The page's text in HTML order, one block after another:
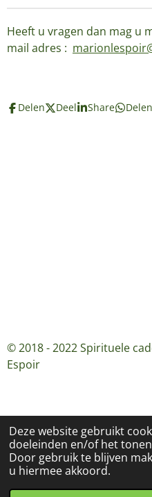
Deze website gebruikt
doeleinden en/of het
Door gebruik te blijven
u hiermee akkoord.
Heeft u vragen dan mag u
mail adres :
Delen Deel Share Delen
© 2018 - 2022 Spirituele
Espoir